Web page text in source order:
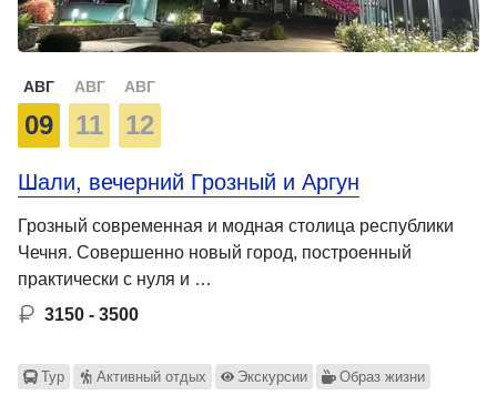
АВГ
09
АВГ
11
АВГ
12
Шали, вечерний Грозный и Аргун
Грозный современная и модная столица республики
Чечня. Совершенно новый город, построенный
практически с нуля и …
3150 - 3500
Тур Активный отдых Экскурсии Образ жизни